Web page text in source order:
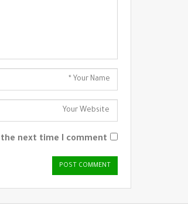
next time I comment.